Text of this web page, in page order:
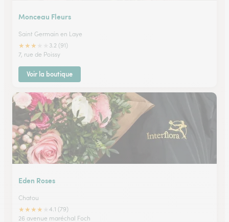
Monceau Fleurs
Saint Germain en Laye
★★★
3.2 (91)
7, rue de Poissy
Voir la boutique
Eden Roses
Chatou
★★★★
4.1 (79)
26 avenue maréchal Foch